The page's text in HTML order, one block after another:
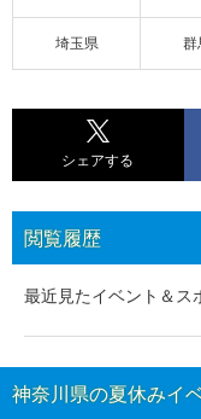
埼玉県 群
シェアする
閲覧履歴
最近見たイベント＆ス
神奈川県の夏休みイ